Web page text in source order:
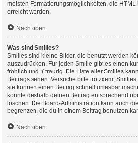
meisten Formatierungsmöglichkeiten, die HTML
erreicht werden.
Nach oben
Was sind Smilies?
Smilies sind kleine Bilder, die benutzt werden
auszudrücken. Für jeden Smilie gibt es einen
fröhlich und :( traurig. Die Liste aller Smilies
Beitrags sehen. Versuche bitte trotzdem,
sie können einen Beitrag schnell unlesbar
könnte deshalb deinen Beitrag entsprechend
löschen. Die Board-Administration kann auch
begrenzen, die du in einem Beitrag benutzen
Nach oben